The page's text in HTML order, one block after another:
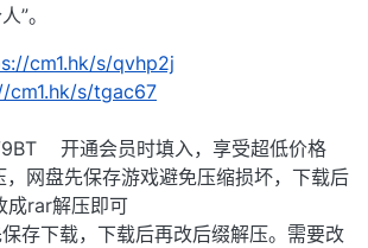
”。
cm1.hk/s/qvhp2j
cm1.hk/s/tgac67
开通会员时填入，享受超低价格
，网盘先保存游戏避免压缩损坏，下载后
成rar解压即可
存下载，下载后再改后缀解压。需要改